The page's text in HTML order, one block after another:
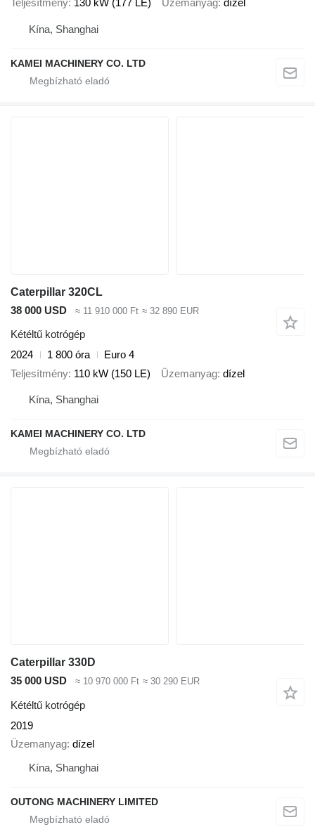
Teljesítmény 130 kW (177 LE) Üzemanyag dízel
Kína, Shanghai
KAMEI MACHINERY CO. LTD
Caterpillar 320CL
38 000 USD
≈ 11 910 000 Ft ≈ 32 890 EUR
Kétéltű kotrógép
2024
1 800 óra
Euro 4
Teljesítmény 110 kW (150 LE) Üzemanyag dízel
Kína, Shanghai
KAMEI MACHINERY CO. LTD
Caterpillar 330D
35 000 USD
≈ 10 970 000 Ft ≈ 30 290 EUR
Kétéltű kotrógép
2019
Üzemanyag dízel
Kína, Shanghai
OUTONG MACHINERY LIMITED